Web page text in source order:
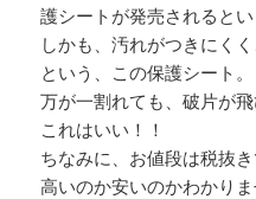
護シートが発売されると
しかも、汚れがつきにく
という、この保護シート。
万が一割れても、破片が
これはいい！！
ちなみに、お値段は税抜き
高いのか安いのかわかり